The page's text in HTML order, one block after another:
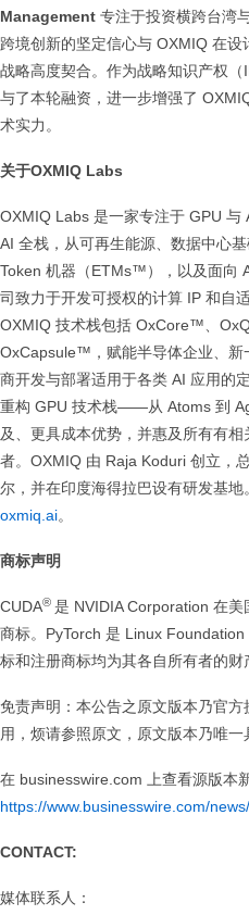
Management 专注于投资横跨台湾
跨境创新的坚定信心与 OXMIQ 在
战略高度契合。作为战略知识产权（
与了本轮融资，进一步增强了
术实力。
关于OXMIQ Labs
OXMIQ Labs 是一家专注于 GPU 与
AI 全栈，从可再生能源、数据中心
Token 机器（ETMs™），以及面向
司致力于开发可授权的计算 IP 和自
OXMIQ 技术栈包括 OxCore™、
OxCapsule™，赋能半导体企业、新
商开发与部署适用于各类 AI 应用的
重构 GPU 技术栈——从 Atoms 到
及、更具成本优势，并惠及所有有
者。OXMIQ 由 Raja Koduri 创立，
尔，并在印度海得拉巴设有研发基
oxmiq.ai。
商标声明
CUDA® 是 NVIDIA Corporation 在
商标。PyTorch 是 Linux
标和注册商标均为其各自所有者的财
免责声明：本公告之原文版本乃官
用，烦请参照原文，原文版本乃唯一
在 businesswire.com 上查看源版本
https://www.businesswire.com/
CONTACT:
媒体联系人：